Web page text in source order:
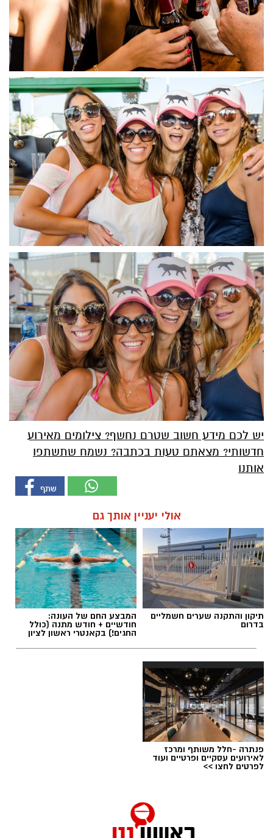
יש לכם מידע חשוב שטרם נחשף? צילומים מאירוע
חדשותי? מצאתם טעות בכתבה? נשמח שתשתפו
אותנו
אולי יעניין אותך גם
תיקון והתקנה שערים חשמליים
בדרום
המבצע החם של העונה:
חודשיים + חודש מתנה (כולל
החגים!) בקאנטרי ראשון לציון
פנתרה -חלל משותף ומרכז
לאירועים עסקיים ופרטיים ועוד
לפרטים לחצו >>